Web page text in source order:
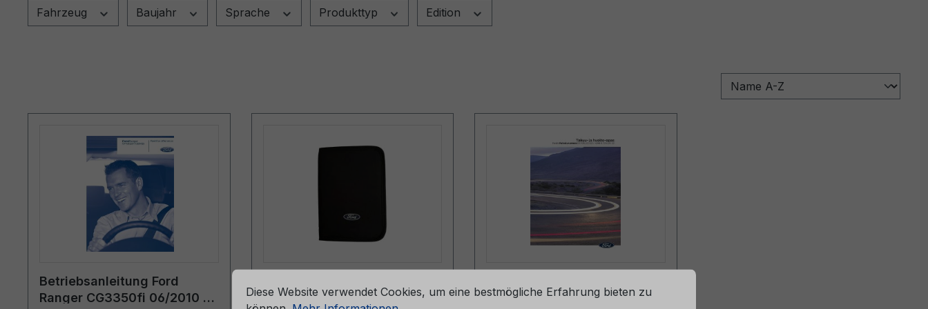
Fahrzeug Baujahr Sprache Produkttyp Edition
Betriebsanleitung Ford
Ranger CG3350fi 06/2010 -
6M51-7057-BA
06/2024 - Finnland
Cookie-Voreinstellungen
Mehr Informationen ...
Diese Website verwendet Cookies, um eine bestmögliche Erfahrung bieten zu